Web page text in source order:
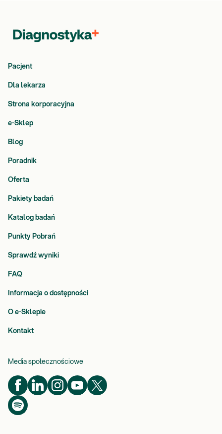
Pacjent
Dla lekarza
Strona korporacyjna
e-Sklep
Blog
Poradnik
Oferta
Pakiety badań
Katalog badań
Punkty Pobrań
Sprawdź wyniki
FAQ
Informacja o dostępności
O e-Sklepie
Kontakt
Media społecznościowe